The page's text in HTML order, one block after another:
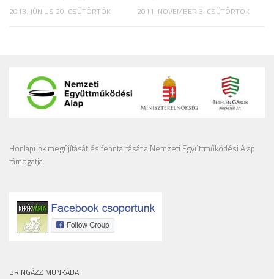
2013. JÚNIUS 20. CSÜTÖRTÖK 2011. NOVEMBER 3. CSÜTÖRTÖK
Honlapunk megújítását és fenntartását a Nemzeti Együttműködési Alap
támogatja
BRINGÁZZ MUNKÁBA!